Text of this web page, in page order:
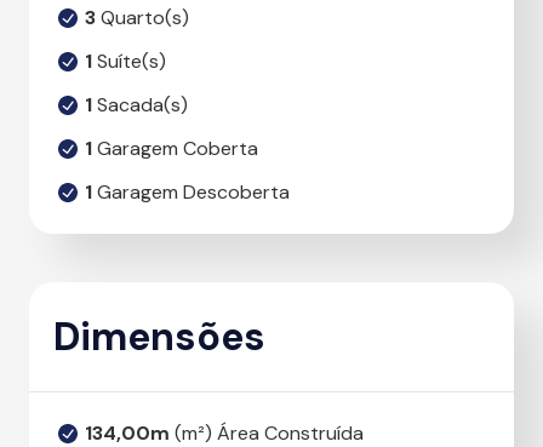
3Quarto(s)
1Suíte(s)
1Sacada(s)
1Garagem Coberta
1Garagem Descoberta
Dimensões
134,00m (m²) Área Construída